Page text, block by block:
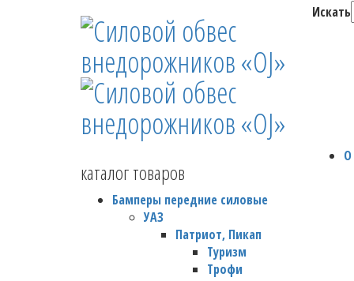
Искать
каталог товаров
Бамперы передние силовые
УАЗ
Патриот, Пикап
Туризм
Трофи